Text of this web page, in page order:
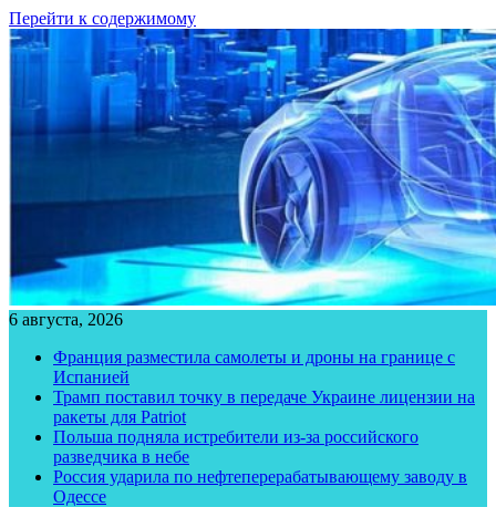
Перейти к содержимому
6 августа, 2026
Франция разместила самолеты и дроны на границе с
Испанией
Трамп поставил точку в передаче Украине лицензии на
ракеты для Patriot
Польша подняла истребители из-за российского
разведчика в небе
Россия ударила по нефтеперерабатывающему заводу в
Одессе